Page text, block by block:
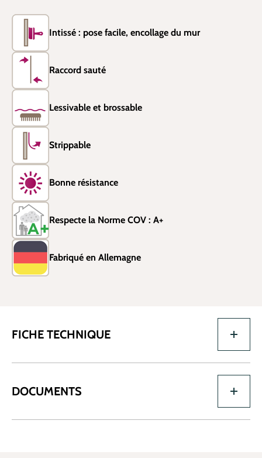
Intissé : pose facile, encollage du mur
Raccord sauté
Lessivable et brossable
Strippable
Bonne résistance
Respecte la Norme COV : A+
Fabriqué en Allemagne
FICHE TECHNIQUE
DOCUMENTS